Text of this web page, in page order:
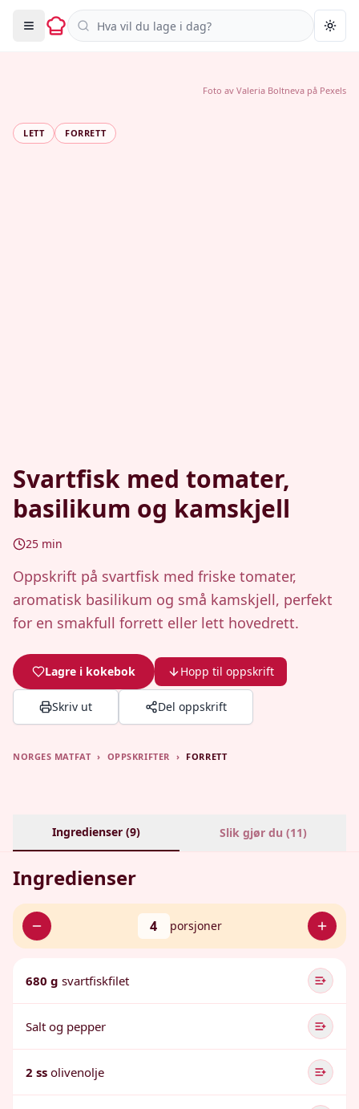
Søk i oppskrifter
LETT FORRETT
Svartfisk med tomater,
basilikum og kamskjell
25 min
Oppskrift på svartfisk med friske tomater,
aromatisk basilikum og små kamskjell, perfekt
for en smakfull forrett eller lett hovedrett.
Lagre i kokebok Hopp til oppskrift
Skriv ut Del oppskrift
Foto av Valeria Boltneva på Pexels
NORGES MATFAT › OPPSKRIFTER › FORRETT
Ingredienser (9) Slik gjør du (11)
Ingredienser
4 porsjoner
680 g svartfiskfilet
Salt og pepper
2 ss olivenolje